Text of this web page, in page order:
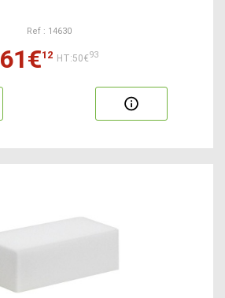
Ref : 14630
61€12 HT:50€93